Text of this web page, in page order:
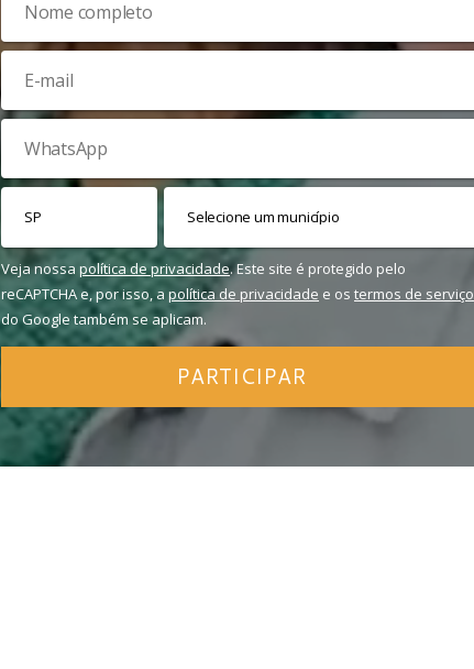
Veja nossa política de privacidade. Este site é protegido pelo
reCAPTCHA e, por isso, a política de privacidade e os termos de serviço
do Google também se aplicam.
PARTICIPAR